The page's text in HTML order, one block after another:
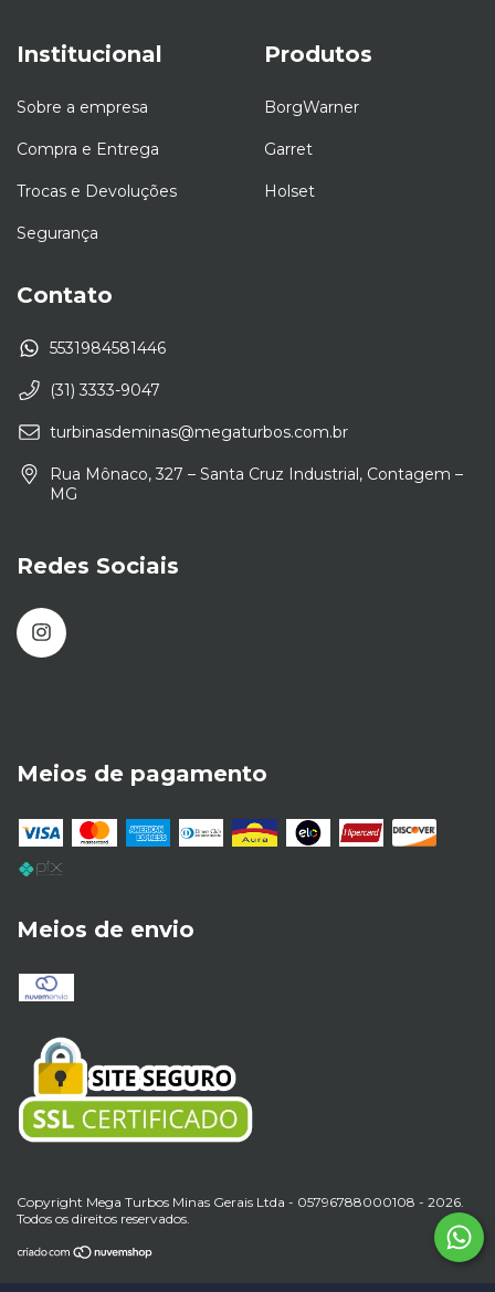
Institucional
Sobre a empresa
Compra e Entrega
Trocas e Devoluções
Segurança
Produtos
BorgWarner
Garret
Holset
Contato
5531984581446
(31) 3333-9047
turbinasdeminas@megaturbos.com.br
Rua Mônaco, 327 – Santa Cruz Industrial, Contagem –
MG
Redes Sociais
Meios de pagamento
Meios de envio
Copyright Mega Turbos Minas Gerais Ltda - 05796788000108 - 2026.
Todos os direitos reservados.